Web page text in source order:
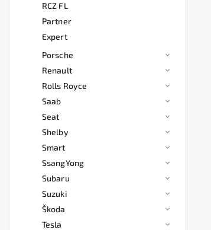
RCZ FL
Partner
Expert
Porsche
Renault
Rolls Royce
Saab
Seat
Shelby
Smart
SsangYong
Subaru
Suzuki
Škoda
Tesla